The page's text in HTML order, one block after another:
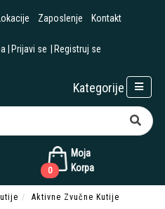
Lokacije Zaposlenje Kontakt
Prijavi se Registruj se
Moja
Korpa
0
Kategorije
Aktivne Zvučne Kutije